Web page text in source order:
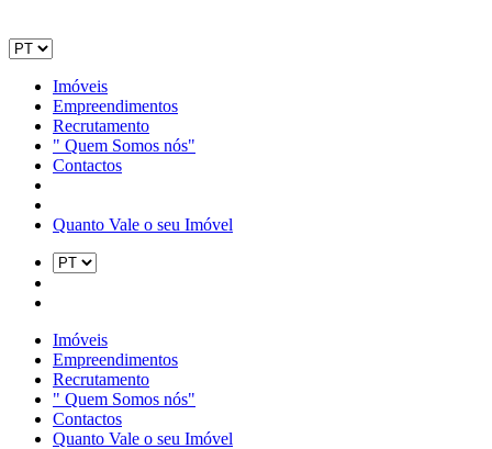
Imóveis
Empreendimentos
Recrutamento
" Quem Somos nós"
Contactos
Quanto Vale o seu Imóvel
Imóveis
Empreendimentos
Recrutamento
" Quem Somos nós"
Contactos
Quanto Vale o seu Imóvel